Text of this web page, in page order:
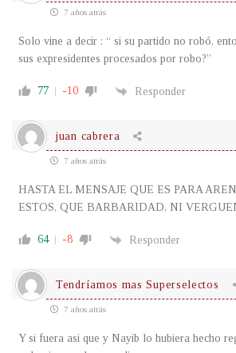
7 años atrás
Solo vine a decir : “ si su partido no robó,
sus expresidentes procesados por robo?”
77 -10 Responder
juan cabrera
7 años atrás
HASTA EL MENSAJE QUE ES PARA
ESTOS, QUE BARBARIDAD, NI
64 -8 Responder
Tendríamos mas Superselectos
7 años atrás
Y si fuera asi que y Nayib lo hubiera hecho